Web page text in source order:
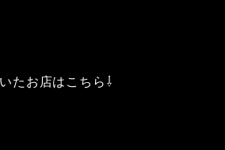
たお店はこちら⇩